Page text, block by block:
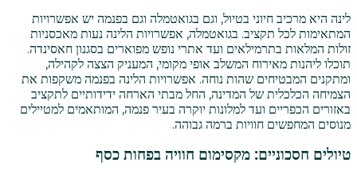
לינה היא מרכיב חיוני בטיול, וגם בגואטמלה וגם בפנמה יש אפשרויות
המתאימות לכל תקציב. בגואטמלה, אפשרויות הלינה נעות מאכסניות
זולות המלאות בתרמילאים ועד אתרי נופש מפוארים בסגנון חאסינדה.
תוכלו ליהנות מאירוח המשלב אופי מקומי, המעניק הצצה לקהילה,
ומתקנים המבטיחים שהות נוחה. אפשרויות הלינה בפנמה משקפות את
הצמיחה הכלכלית של המדינה, החל מבתי הארחה ידידותיים לתקציב
באזורים הכפריים ועד למלונות יוקרה בעיר פנמה, המותאמים למטיילים
מנוסים המחפשים חוויות ברמה גבוהה.
טיולים חסכוניים: מקסימום חוויה בפחות כסף